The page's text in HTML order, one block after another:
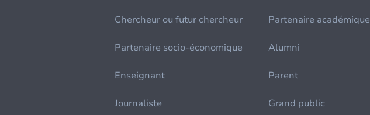
Chercheur ou futur chercheur Partenaire académique
Partenaire socio-économique Alumni
Enseignant Parent
Journaliste Grand public